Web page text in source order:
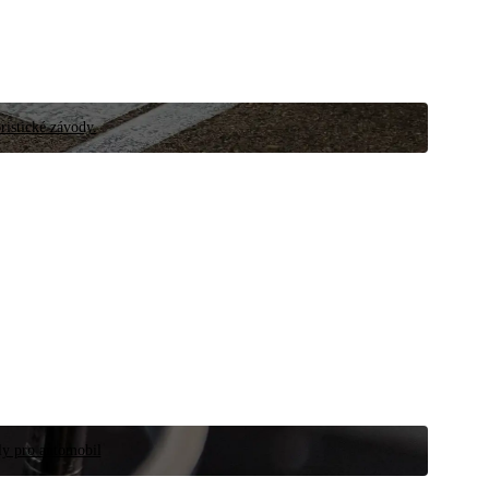
závody.
pro automobil